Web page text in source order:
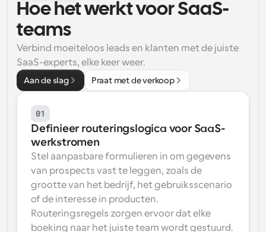
Supercharged planning met AI-gestuurde
oproepen
Automatiseer planning en herinneringen
Blog
Blijf op de hoogte van het laatste nieuws en updates
Instant Vergaderingen
Ontmoet cliënten binnen enkele minuten
Dynamische Groep Links
Boek naadloos vergaderingen met meerdere mensen
Webhooks
Ontvang een melding wanneer er iets gebeurt
Hoe het werkt voor SaaS-
teams
Verbind moeiteloos leads en klanten met de juiste
SaaS-experts, elke keer weer.
Aan de slag Praat met de verkoop
01
Definieer routeringslogica voor SaaS-
werkstromen
Stel aanpasbare formulieren in om gegevens
van prospects vast te leggen, zoals de
grootte van het bedrijf, het gebruiksscenario
of de interesse in producten.
Routeringsregels zorgen ervoor dat elke
boeking naar het juiste team wordt gestuurd.